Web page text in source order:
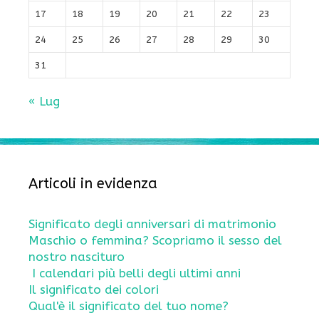
17 18 19 20 21 22 23
24 25 26 27 28 29 30
31
« Lug
Articoli in evidenza
Significato degli anniversari di matrimonio
Maschio o femmina? Scopriamo il sesso del
nostro nascituro
I calendari più belli degli ultimi anni
Il significato dei colori
Qual'è il significato del tuo nome?